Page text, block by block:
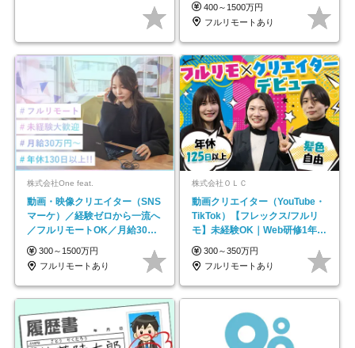
400～1500万円
フルリモートあり
株式会社One feat.
動画・映像クリエイター（SNS
マーケ）／経験ゼロから一流へ
／フルリモートOK／月給30万
円～／年休130日以上
300～1500万円
フルリモートあり
株式会社ＯＬＣ
動画クリエイター（YouTube・
TikTok）【フレックス/フルリ
モ】未経験OK｜Web研修1年間
｜副業OK
300～350万円
フルリモートあり